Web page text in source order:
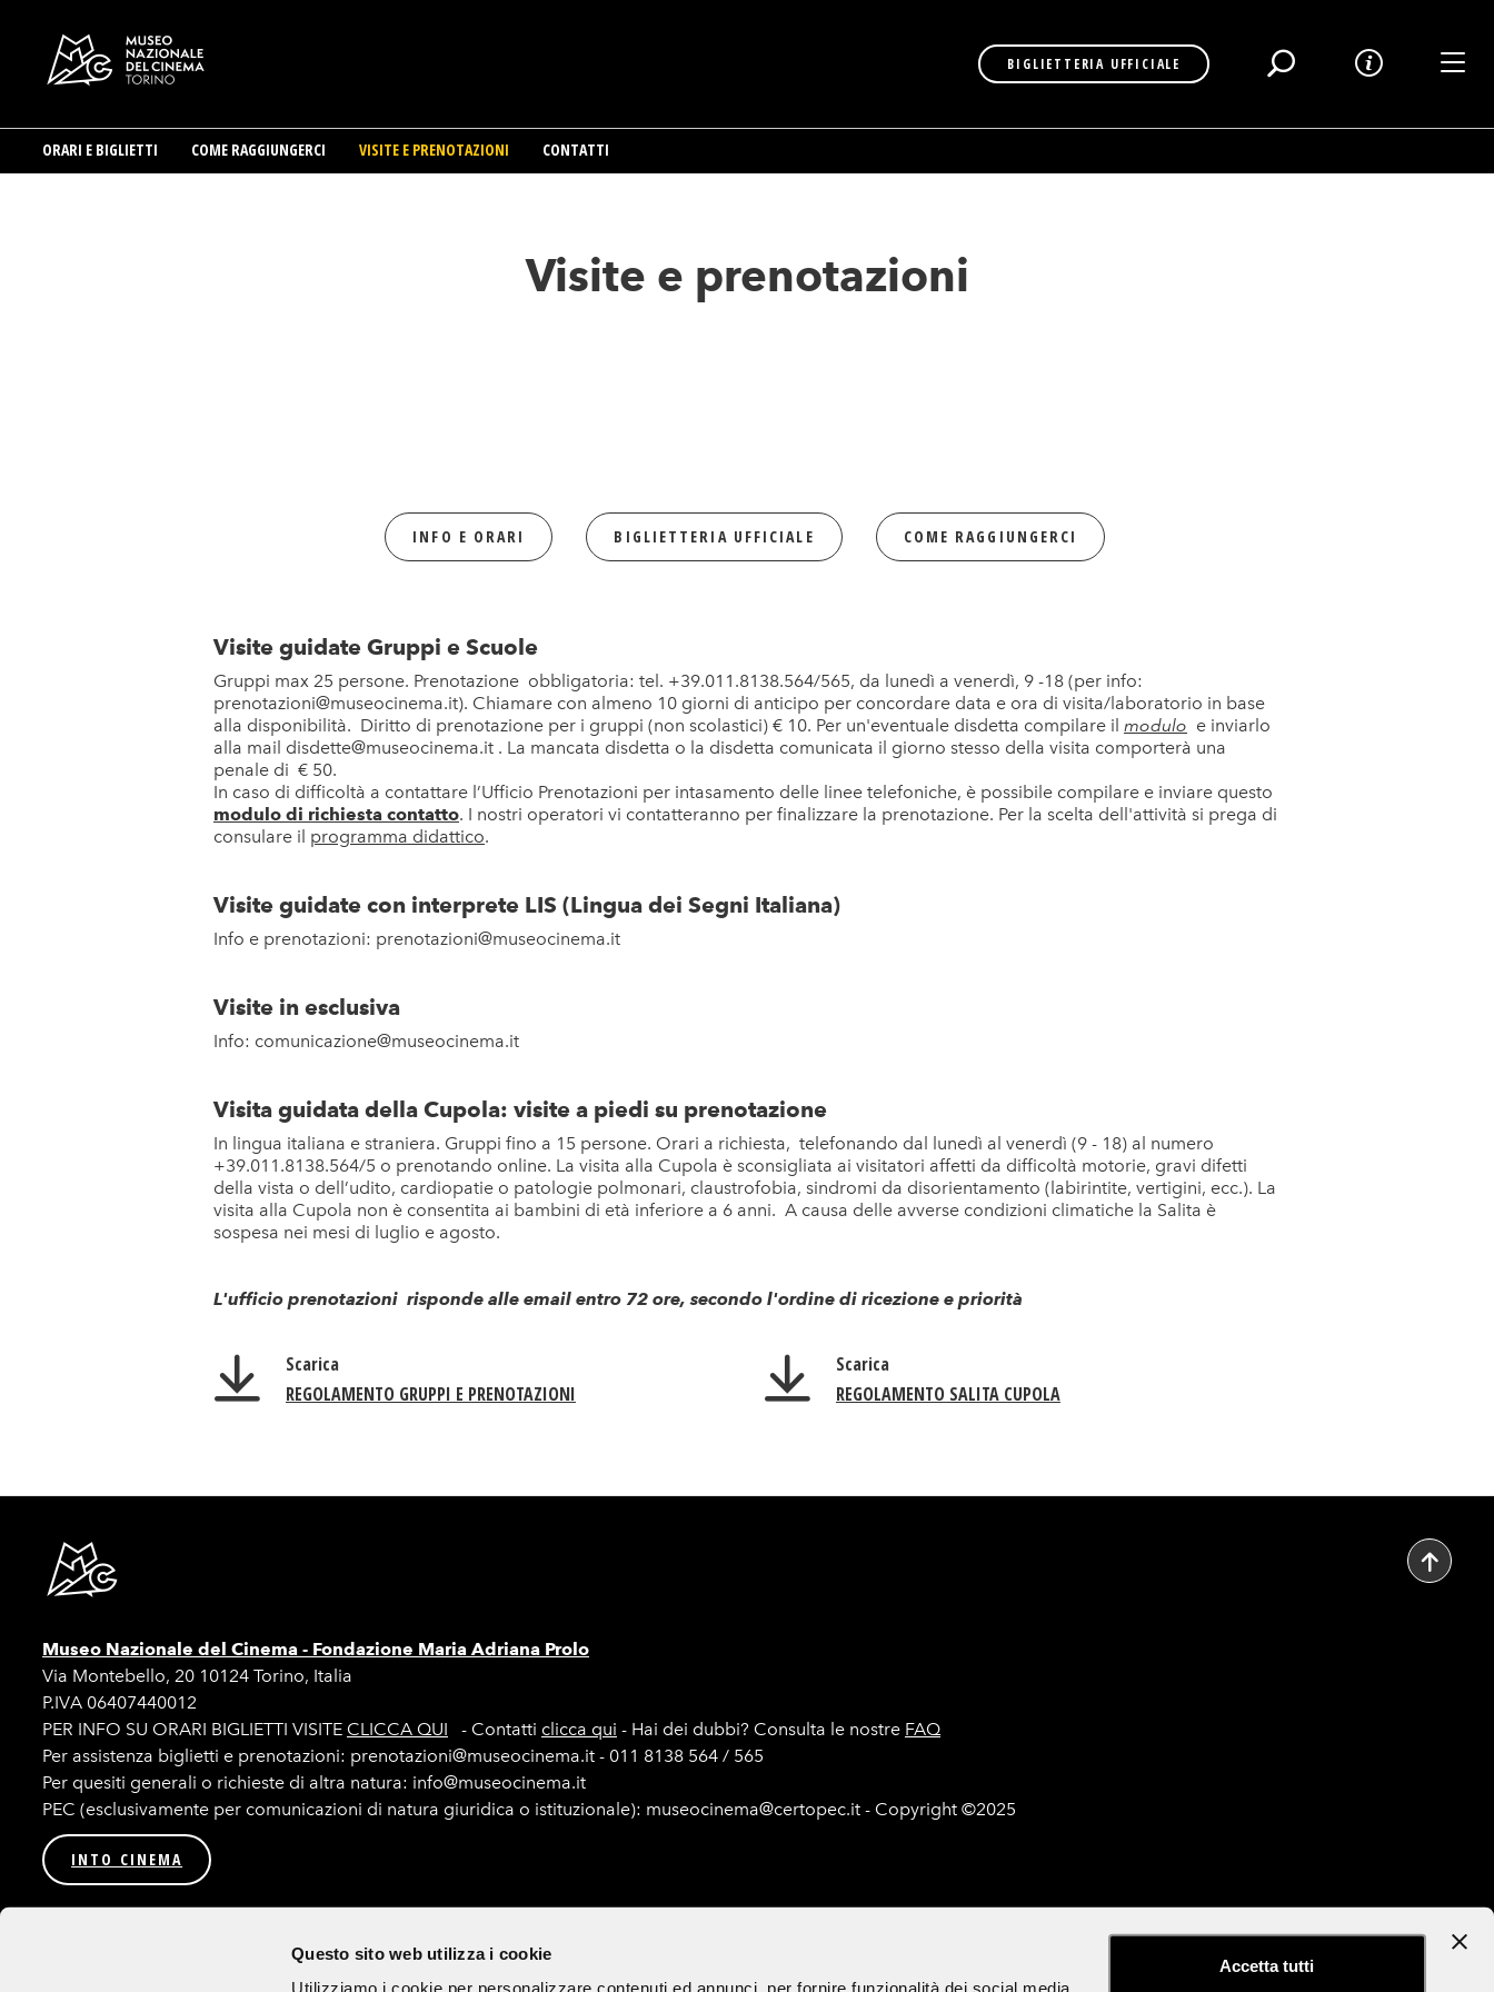
Questo sito web utilizza i cookie
Utilizziamo i cookie per personalizzare contenuti ed annunci, per fornire funzionalità dei social media
Accetta tutti
BIGLIETTERIA UFFICIALE
ORARI E BIGLIETTI COME RAGGIUNGERCI VISITE E PRENOTAZIONI CONTATTI
Visite e prenotazioni
INFO E ORARI BIGLIETTERIA UFFICIALE COME RAGGIUNGERCI
Visite guidate Gruppi e Scuole
Gruppi max 25 persone. Prenotazione obbligatoria: tel. +39.011.8138.564/565, da lunedì a venerdì, 9 -18 (per info:
prenotazioni@museocinema.it). Chiamare con almeno 10 giorni di anticipo per concordare data e ora di visita/laboratorio in base
alla disponibilità. Diritto di prenotazione per i gruppi (non scolastici) € 10. Per un'eventuale disdetta compilare il modulo e inviarlo
alla mail disdette@museocinema.it . La mancata disdetta o la disdetta comunicata il giorno stesso della visita comporterà una
penale di € 50.
In caso di difficoltà a contattare l’Ufficio Prenotazioni per intasamento delle linee telefoniche, è possibile compilare e inviare questo
modulo di richiesta contatto. I nostri operatori vi contatteranno per finalizzare la prenotazione. Per la scelta dell'attività si prega di
consulare il programma didattico.
Visite guidate con interprete LIS (Lingua dei Segni Italiana)
Info e prenotazioni: prenotazioni@museocinema.it
Visite in esclusiva
Info: comunicazione@museocinema.it
Visita guidata della Cupola: visite a piedi su prenotazione
In lingua italiana e straniera. Gruppi fino a 15 persone. Orari a richiesta, telefonando dal lunedì al venerdì (9 - 18) al numero
+39.011.8138.564/5 o prenotando online. La visita alla Cupola è sconsigliata ai visitatori affetti da difficoltà motorie, gravi difetti
della vista o dell’udito, cardiopatie o patologie polmonari, claustrofobia, sindromi da disorientamento (labirintite, vertigini, ecc.). La
visita alla Cupola non è consentita ai bambini di età inferiore a 6 anni. A causa delle avverse condizioni climatiche la Salita è
sospesa nei mesi di luglio e agosto.
L'ufficio prenotazioni risponde alle email entro 72 ore, secondo l'ordine di ricezione e priorità
Scarica
REGOLAMENTO GRUPPI E PRENOTAZIONI
Scarica
REGOLAMENTO SALITA CUPOLA
Museo Nazionale del Cinema - Fondazione Maria Adriana Prolo
Via Montebello, 20 10124 Torino, Italia
P.IVA 06407440012
PER INFO SU ORARI BIGLIETTI VISITE CLICCA QUI - Contatti clicca qui - Hai dei dubbi? Consulta le nostre FAQ
Per assistenza biglietti e prenotazioni: prenotazioni@museocinema.it - 011 8138 564 / 565
Per quesiti generali o richieste di altra natura: info@museocinema.it
PEC (esclusivamente per comunicazioni di natura giuridica o istituzionale): museocinema@certopec.it - Copyright ©2025
INTO CINEMA
Dichiarazione di accessibilità